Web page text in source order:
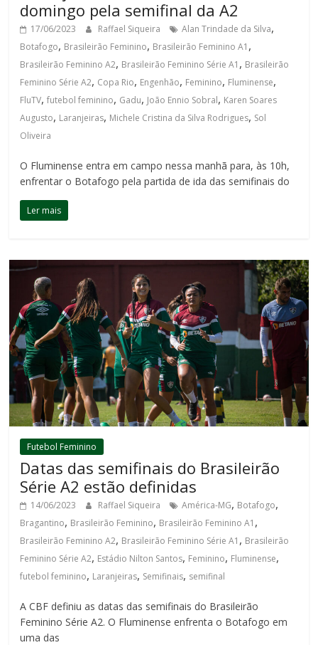
domingo pela semifinal da A2
17/06/2023 Raffael Siqueira Alan Trindade da Silva,
Botafogo, Brasileirão Feminino, Brasileirão Feminino A1 ,
Brasileirão Feminino A2, Brasileirão Feminino Série A1 , Brasileirão
Feminino Série A2, Copa Rio, Engenhão, Feminino, Fluminense,
FluTV,futebol feminino, Gadu, João Ennio Sobral, Karen Soares
Augusto, Laranjeiras, Michele Cristina da Silva Rodrigues, Sol
Oliveira
O Fluminense entra em campo nessa manhã para, às 10h,
enfrentar o Botafogo pela partida de ida das semifinais do
Ler mais
Futebol Feminino
Datas das semifinais do Brasileirão
Série A2 estão definidas
14/06/2023 Raffael Siqueira América-MG, Botafogo,
Bragantino, Brasileirão Feminino, Brasileirão Feminino A1 ,
Brasileirão Feminino A2, Brasileirão Feminino Série A1 , Brasileirão
Feminino Série A2, Estádio Nilton Santos, Feminino, Fluminense,
futebol feminino, Laranjeiras, Semifinais, semifinal
A CBF definiu as datas das semifinais do Brasileirão
Feminino Série A2. O Fluminense enfrenta o Botafogo em
uma das